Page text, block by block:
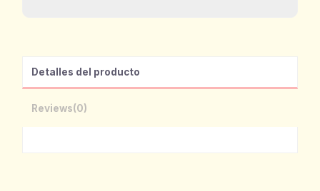
Detalles del producto
Reviews(0)